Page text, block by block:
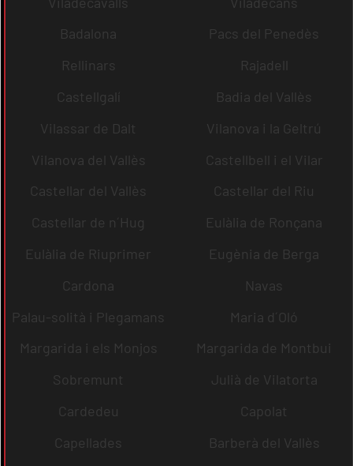
Badalona
Pacs del Penedès
Rellinars
Rajadell
Castellgalí
Badia del Vallès
Vilassar de Dalt
Vilanova i la Geltrú
Vilanova del Vallès
Castellbell i el Vilar
Castellar del Vallès
Castellar del Riu
Castellar de n´Hug
Eulàlia de Ronçana
Eulàlia de Riuprimer
Eugènia de Berga
Cardona
Navas
Palau-solità i Plegamans
Maria d´Oló
Margarida i els Monjos
Margarida de Montbui
Sobremunt
Julià de Vilatorta
Cardedeu
Capolat
Capellades
Barberà del Vallès